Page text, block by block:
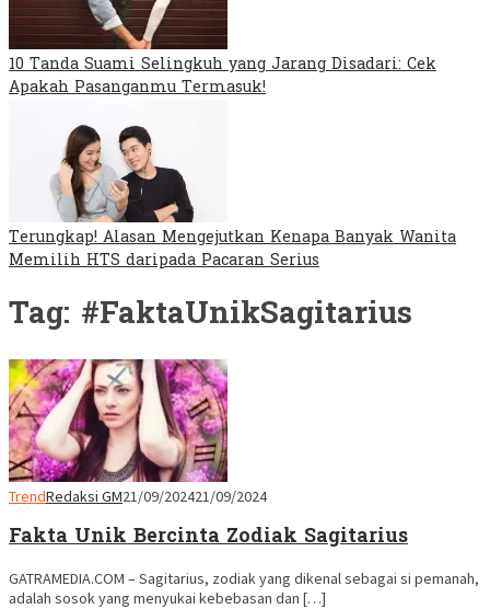
10 Tanda Suami Selingkuh yang Jarang Disadari: Cek
Apakah Pasanganmu Termasuk!
Terungkap! Alasan Mengejutkan Kenapa Banyak Wanita
Memilih HTS daripada Pacaran Serius
Tag: #FaktaUnikSagitarius
TrendRedaksi GM21/09/202421/09/2024
Fakta Unik Bercinta Zodiak Sagitarius
GATRAMEDIA.COM – Sagitarius, zodiak yang dikenal sebagai si pemanah,
adalah sosok yang menyukai kebebasan dan […]